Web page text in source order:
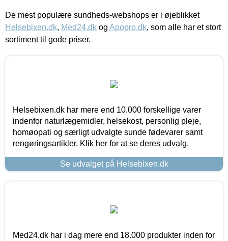
De mest populære sundheds-webshops er i øjeblikket
Helsebixen.dk, Med24.dk og Apopro.dk, som alle har et stort
sortiment til gode priser.
Helsebixen.dk har mere end 10.000 forskellige varer
indenfor naturlægemidler, helsekost, personlig pleje,
homøopati og særligt udvalgte sunde fødevarer samt
rengøringsartikler. Klik her for at se deres udvalg.
Se udvalget på Helsebixen.dk
Med24.dk har i dag mere end 18.000 produkter inden for